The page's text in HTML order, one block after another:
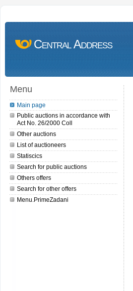
Central Address
Menu
Main page
Public auctions in accordance with
Act No. 26/2000 Coll
Other auctions
List of auctioneers
Statiscics
Search for public auctions
Others offers
Search for other offers
Menu.PrimeZadani